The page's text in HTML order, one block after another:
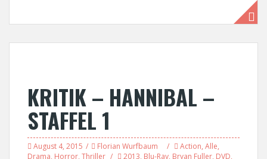
KRITIK – HANNIBAL –
STAFFEL 1
August 4, 2015 Florian Wurfbaum Action, Alle,
Drama, Horror, Thriller 2013, Blu-Ray, Bryan Fuller, DVD,